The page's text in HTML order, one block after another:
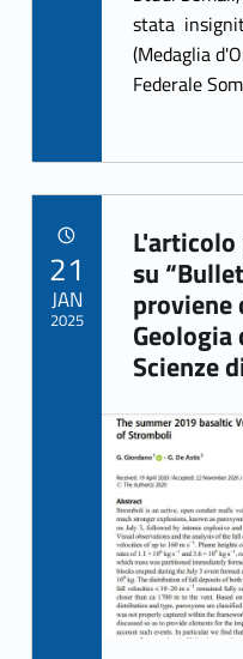
o
k
stata
(Medaglia
Federale
Link identifier archive #link-archive-65420
su
proviene
Scienze
Link identifier archive #link-archive-thumb-soap-80137
21
JAN
2025